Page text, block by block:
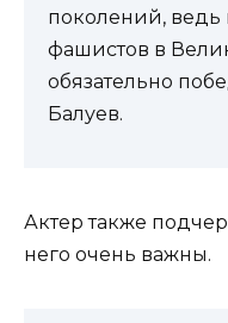
поколений,
фашистов в
обязательно
Балуев.
Актер также
него очень важны.